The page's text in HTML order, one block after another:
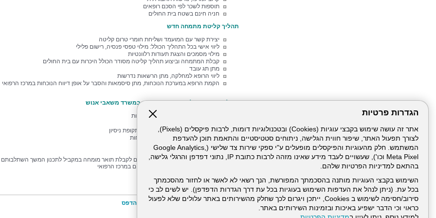
הגדרות פרטיות
אתר זה עושה שימוש בקבצי עוגיות (Cookies) ובטכנולוגיות דומות, לרבות פיקסלים (Pixels),
לצורך תפעול האתר, שיפור חווית הגלישה, ניתוחים סטטיסטיים והתאמת תוכן להעדפת
המשתמש. חלק מהעוגיות והפיקסלים מופעלים ע"י ספקי שירות צד שלישי (Google Analytics,
Meta Pixel וכו'), שעשויים לעבד מידע שאינו מזהה לרבות כתובת IP, נתוני דפדפן והרגלי גלישה,
בהתאם למדיניות הפרטיות שלהם.
השימוש בקבצי העוגיות מותנה בהסכמתך המפורשת, הנך רשאי לא לאשר או לחזור מהסכמתך
בכל עת. (ניתן לנהל את העדפות השימוש בעוגיות בכל עת דרך הגדרות הדפדפן). יש לשים לב כי
סירוב/חסימה לשימוש ב Cookies, ייתכן ויגרום לכך שחלק מהשירותים באתר עלולים שלא לפעול
כראוי וכי הדבר ישפיע באיכות ובזמינות השירותים באתר.
תוספות לשכר לפי הסכם רופאים
חניה חינם בשטח בית החולים
תהליך קליטת מתמחה חדש
יצירת קשר עם המועמד ושליחת חומרי טרום קליטה
ליווי אישי בכל התהליך הכולל: מילוי טפסי פנסיה, רישום פלילי
מילוי מסמכים והצגת תעודות רלוונטיות
קבלת המתמחה וביצוע תהליך קליטה מסודר הכולל היכרות עם בית החולים
מתן תג עובד
ליווי הרופא למחלקה, מתן הרשאות נדרשות
הקמת הרופא במערכת הנוכחות, מתן סיסמאות והסבר על אופן דיווח הנוכחות במרכז הרפואי
פעילות שוטפת של אחראית מתמחים במשרד משאבי אנוש
הערכת המתמחים במהלך ההתמחות
החלטה על המשך התמחות בתום תקופת ניסיון
מעקב אחר עמידה בתכנית ההתמחות
ליווי יציאה לרוטציות ולמדעי יסוד
ליווי יציאה לבחינות
תכנון סיום ההתמחות והגשת טפסים לקבלת תואר מומחה במקביל לתכנון המשך
הרופאים המצטיינים כרופאים בכירים במרכז הרפואי
הדפס